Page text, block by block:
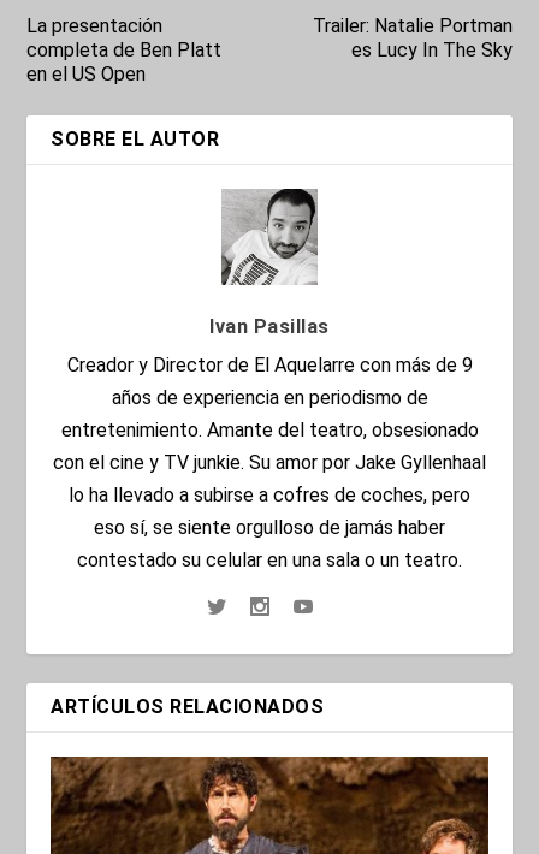
La presentación
completa de Ben Platt
en el US Open
Trailer: Natalie Portman
es Lucy In The Sky
SOBRE EL AUTOR
Ivan Pasillas
Creador y Director de El Aquelarre con más de 9
años de experiencia en periodismo de
entretenimiento. Amante del teatro, obsesionado
con el cine y TV junkie. Su amor por Jake Gyllenhaal
lo ha llevado a subirse a cofres de coches, pero
eso sí, se siente orgulloso de jamás haber
contestado su celular en una sala o un teatro.
ARTÍCULOS RELACIONADOS